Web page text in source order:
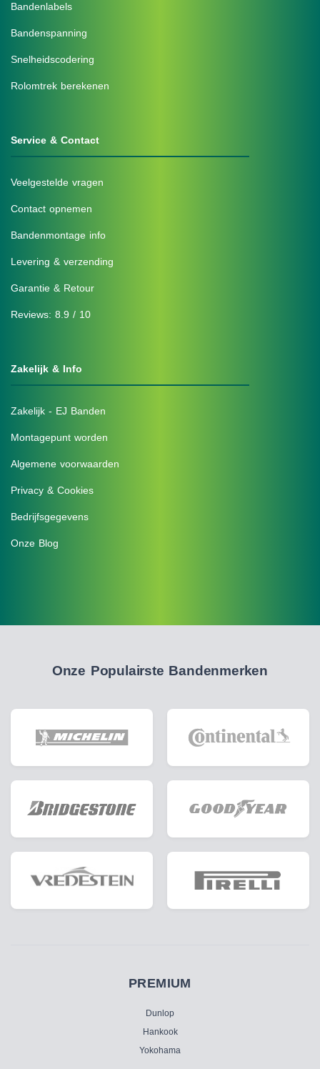
Bandenlabels
Bandenspanning
Snelheidscodering
Rolomtrek berekenen
Service & Contact
Veelgestelde vragen
Contact opnemen
Bandenmontage info
Levering & verzending
Garantie & Retour
Reviews: 8.9 / 10
Zakelijk & Info
Zakelijk - EJ Banden
Montagepunt worden
Algemene voorwaarden
Privacy & Cookies
Bedrijfsgegevens
Onze Blog
Onze Populairste Bandenmerken
PREMIUM
Dunlop
Hankook
Yokohama